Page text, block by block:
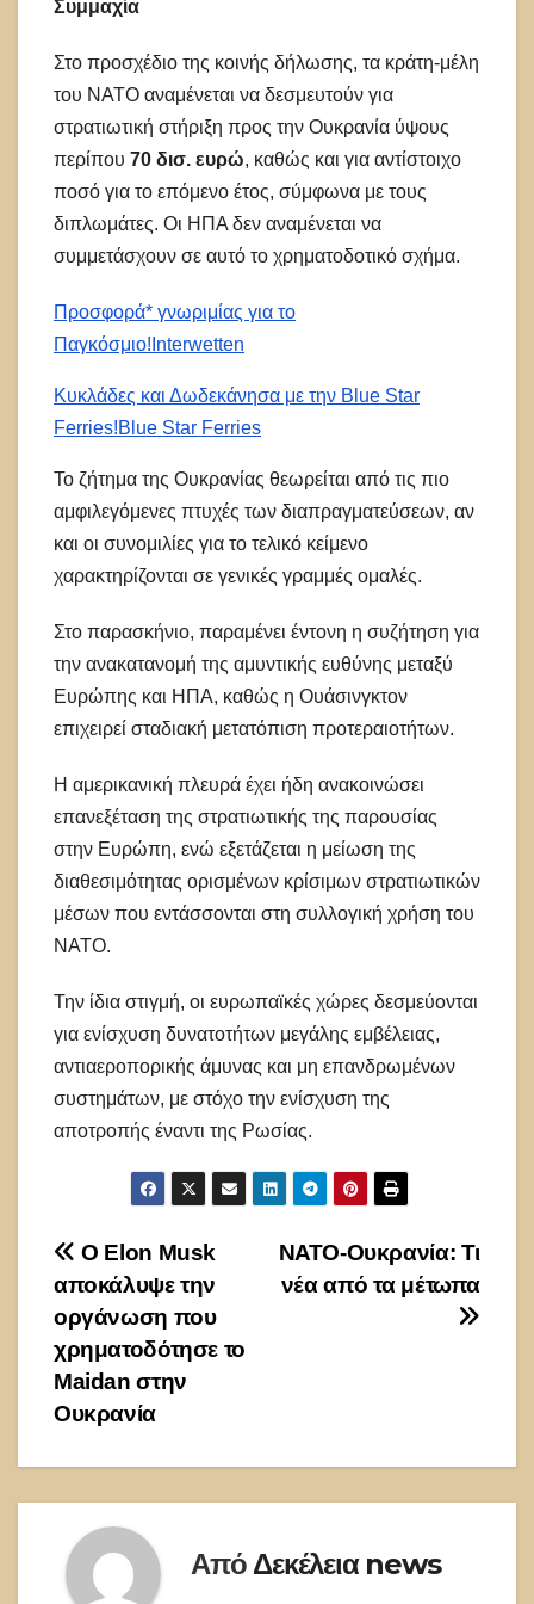
Συμμαχία
Στο προσχέδιο της κοινής δήλωσης, τα κράτη-μέλη
του ΝΑΤΟ αναμένεται να δεσμευτούν για
στρατιωτική στήριξη προς την Ουκρανία ύψους
περίπου 70 δισ. ευρώ, καθώς και για αντίστοιχο
ποσό για το επόμενο έτος, σύμφωνα με τους
διπλωμάτες. Οι ΗΠΑ δεν αναμένεται να
συμμετάσχουν σε αυτό το χρηματοδοτικό σχήμα.
Προσφορά* γνωριμίας για το
Παγκόσμιο! Interwetten
Κυκλάδες και Δωδεκάνησα με την Blue Star
Ferries!Blue Star Ferries
Το ζήτημα της Ουκρανίας θεωρείται από τις πιο
αμφιλεγόμενες πτυχές των διαπραγματεύσεων, αν
και οι συνομιλίες για το τελικό κείμενο
χαρακτηρίζονται σε γενικές γραμμές ομαλές.
Στο παρασκήνιο, παραμένει έντονη η συζήτηση για
την ανακατανομή της αμυντικής ευθύνης μεταξύ
Ευρώπης και ΗΠΑ, καθώς η Ουάσινγκτον
επιχειρεί σταδιακή μετατόπιση προτεραιοτήτων.
Η αμερικανική πλευρά έχει ήδη ανακοινώσει
επανεξέταση της στρατιωτικής της παρουσίας
στην Ευρώπη, ενώ εξετάζεται η μείωση της
διαθεσιμότητας ορισμένων κρίσιμων στρατιωτικών
μέσων που εντάσσονται στη συλλογική χρήση του
ΝΑΤΟ.
Την ίδια στιγμή, οι ευρωπαϊκές χώρες δεσμεύονται
για ενίσχυση δυνατοτήτων μεγάλης εμβέλειας,
αντιαεροπορικής άμυνας και μη επανδρωμένων
συστημάτων, με στόχο την ενίσχυση της
αποτροπής έναντι της Ρωσίας.
Πλοήγηση
άρθρων
ΝΑΤΟ-Ουκρανία: Τι
νέα από τα μέτωπα
Ο Elon Musk
αποκάλυψε την
οργάνωση που
χρηματοδότησε το
Maidan στην
Ουκρανία
Από Δεκέλεια news